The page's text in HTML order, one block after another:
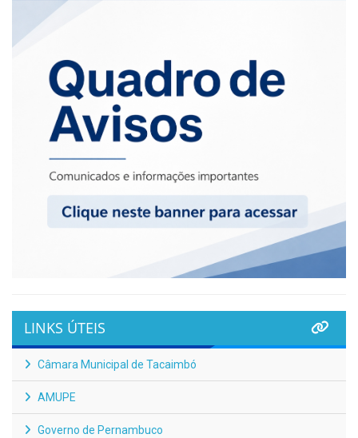
LINKS ÚTEIS
Câmara Municipal de Tacaimbó
AMUPE
Governo de Pernambuco